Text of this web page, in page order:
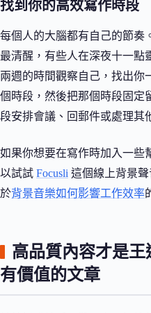
找到你的高效寫作時段
每個人的大腦都有自己的節奏
最清醒，有些人在深夜十一點
兩週的時間觀察自己，找出你
個時段，然後把那個時段固定
段安排會議、回郵件或處理其
如果你想要在寫作時加入一些
以試試 Focusli 這個線上背景
於背景音樂如何影響工作效率
高品質內容才是
有價值的文章